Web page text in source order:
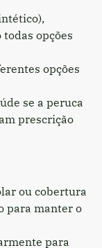
opções
opções
se a peruca
prescrição
ou cobertura
para manter o
para